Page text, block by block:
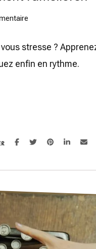
n’avez
pas
Voici
l’améliorer.
stresse ?
enfin en rythme.